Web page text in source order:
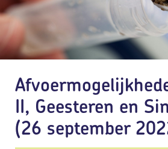
II, Geesteren en
(26 september